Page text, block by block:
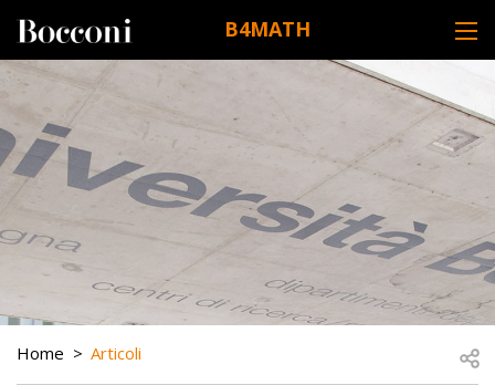
B4MATH
DESK NAVIGATION
BREADCRUMB
Home Articoli